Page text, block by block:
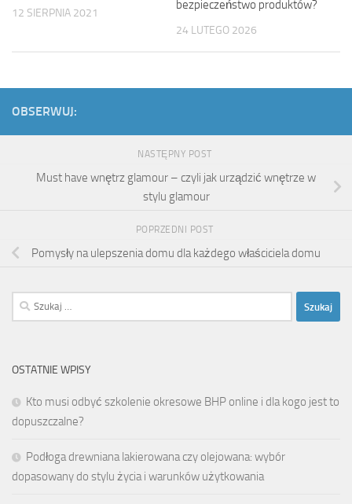
12 SIERPNIA 2021
bezpieczeństwo produktów?
24 LUTEGO 2026
OBSERWUJ:
NASTĘPNY POST
Must have wnętrz glamour – czyli jak urządzić wnętrze w
stylu glamour
POPRZEDNI POST
Pomysły na ulepszenia domu dla każdego właściciela domu
Szukaj:
OSTATNIE WPISY
Kto musi odbyć szkolenie okresowe BHP online i dla kogo jest to
dopuszczalne?
Podłoga drewniana lakierowana czy olejowana: wybór
dopasowany do stylu życia i warunków użytkowania